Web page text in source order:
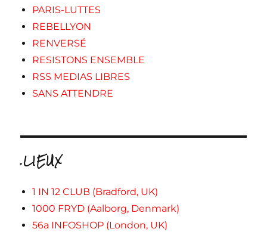
PARIS-LUTTES
REBELLYON
RENVERSÉ
RESISTONS ENSEMBLE
RSS MEDIAS LIBRES
SANS ATTENDRE
.LIEUX
1 IN 12 CLUB (Bradford, UK)
1000 FRYD (Aalborg, Denmark)
56a INFOSHOP (London, UK)